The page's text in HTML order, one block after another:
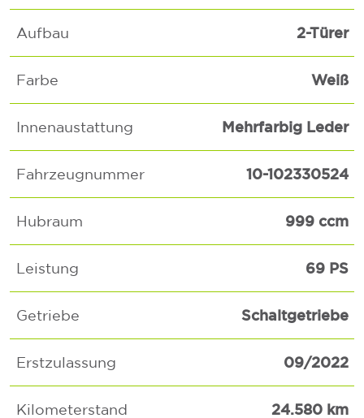
Aufbau 2-Türer
Farbe Weiß
Innenaustattung Mehrfarbig Leder
Fahrzeugnummer 10-102330524
Hubraum 999 ccm
Leistung 69 PS
Getriebe Schaltgetriebe
Erstzulassung 09/2022
Kilometerstand 24.580 km